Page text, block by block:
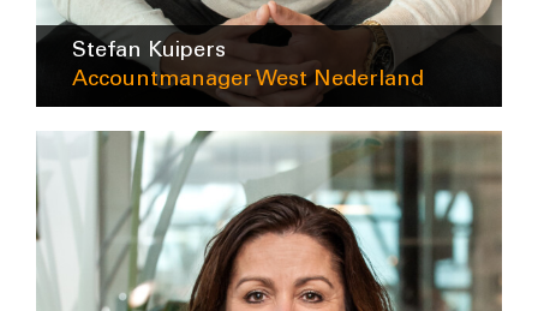
Stefan Kuipers
Accountmanager West Nederland
skuipers@forlightnederland.nl
06-45325078